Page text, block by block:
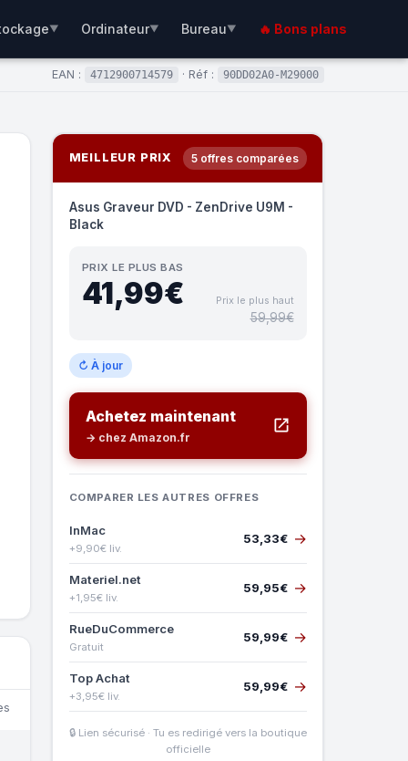
▼ Ordinateur▼ Bureau▼ 🔥 Bons plans
EAN : 4712900714579 · Réf : 90DD02A0-M29000
MEILLEUR PRIX 5 offres comparées
Asus Graveur DVD - ZenDrive U9M -
Black
PRIX LE PLUS BAS
41,99€ Prix le plus haut
59,99€
↻ À jour
Achetez maintenant
→ chez Amazon.fr
COMPARER LES AUTRES OFFRES
InMac
+9,90€ liv.
53,33€ →
Materiel.net
+1,95€ liv.
59,95€ →
RueDuCommerce
Gratuit
59,99€ →
Top Achat
+3,95€ liv.
59,99€ →
🔒 Lien sécurisé · Tu es redirigé vers la boutique
officielle